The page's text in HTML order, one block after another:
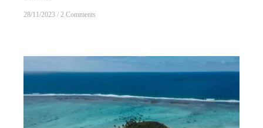
28/11/2023 2 Comments